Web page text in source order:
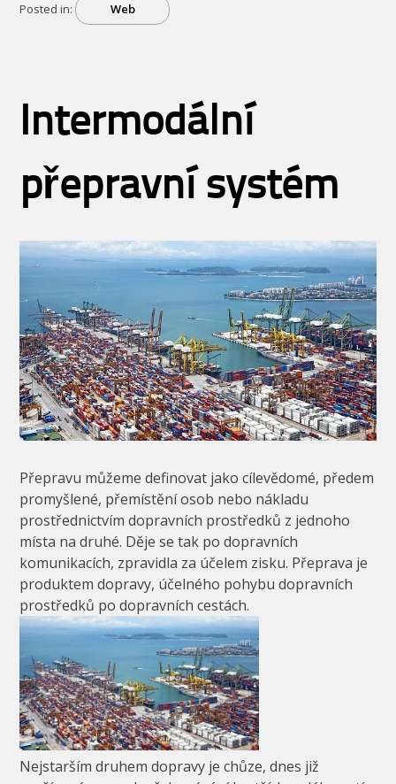
Posted in: Web
Intermodální
přepravní systém
Přepravu můžeme definovat jako cílevědomé, předem
promyšlené, přemístění osob nebo nákladu
prostřednictvím dopravních prostředků z jednoho
místa na druhé. Děje se tak po dopravních
komunikacích, zpravidla za účelem zisku. Přeprava je
produktem dopravy, účelného pohybu dopravních
prostředků po dopravních cestách.
Nejstarším druhem dopravy je chůze, dnes již